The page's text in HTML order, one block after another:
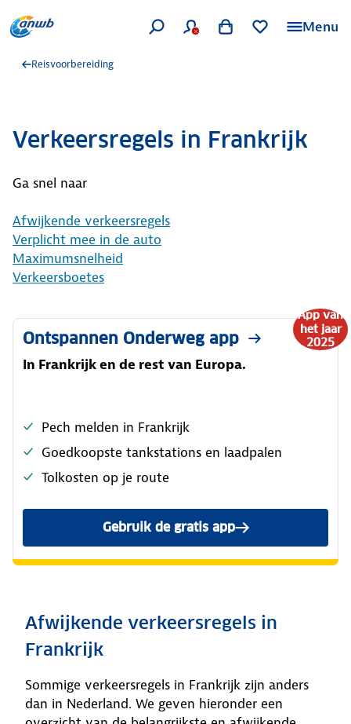
Menu
Reisvoorbereiding
Verkeersregels in Frankrijk
Ga snel naar
Afwijkende verkeersregels
Verplicht mee in de auto
Maximumsnelheid
Verkeersboetes
App van
het jaar
2025
Ontspannen Onderweg app
In Frankrijk en de rest van Europa.
Pech melden in Frankrijk
Goedkoopste tankstations en laadpalen
Tolkosten op je route
Gebruik de gratis app
Afwijkende verkeersregels in
Frankrijk
Sommige verkeersregels in Frankrijk zijn anders
dan in Nederland. We geven hieronder een